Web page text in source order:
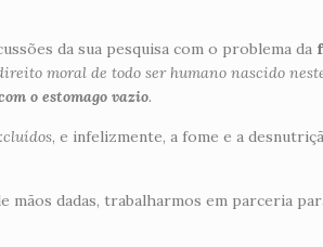
da sua pesquisa com o problema da
moral de todo ser humano nascido
o estomago vazio.
, e infelizmente, a fome e a
dadas, trabalharmos em parceria